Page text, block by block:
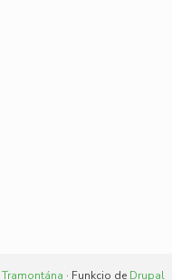
Tramontána · Funkcio de Drupal